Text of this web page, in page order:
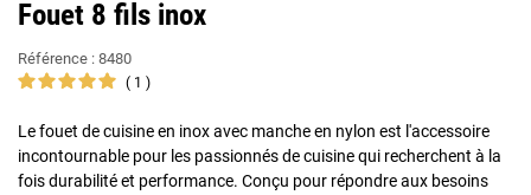
Fouet 8 fils inox
Référence : 8480
1
Le fouet de cuisine en inox avec manche en nylon est l'accessoire
incontournable pour les passionnés de cuisine qui recherchent à la
fois durabilité et performance. Conçu pour répondre aux besoins